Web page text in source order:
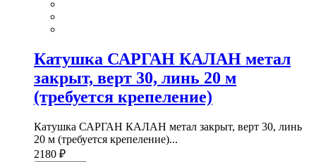
Катушка САРГАН КАЛАН метал
закрыт, верт 30, линь 20 м
(требуется крепеление)
Катушка САРГАН КАЛАН метал закрыт, верт 30, линь
20 м (требуется крепеление)...
2180 ₽